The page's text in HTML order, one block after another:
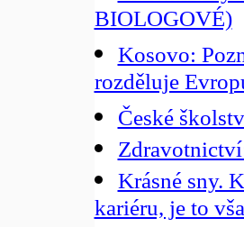
BIOLOGOVÉ)
Kosovo:
rozděluje
České
Krásné sny.
kariéru, je to